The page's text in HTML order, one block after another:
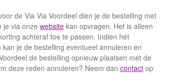
de Via Via Voordeel dien je de bestelling met
je via onze website kan opvragen. Het is alleen
achteraf toe te passen. Indien het
je de bestelling eventueel annuleren en
de bestelling opnieuw plaatsen met de
deze reden annuleren? Neem dan contact op